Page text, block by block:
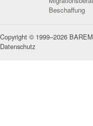
Beschaffung
Copyright © 1999–2026
Datenschutz